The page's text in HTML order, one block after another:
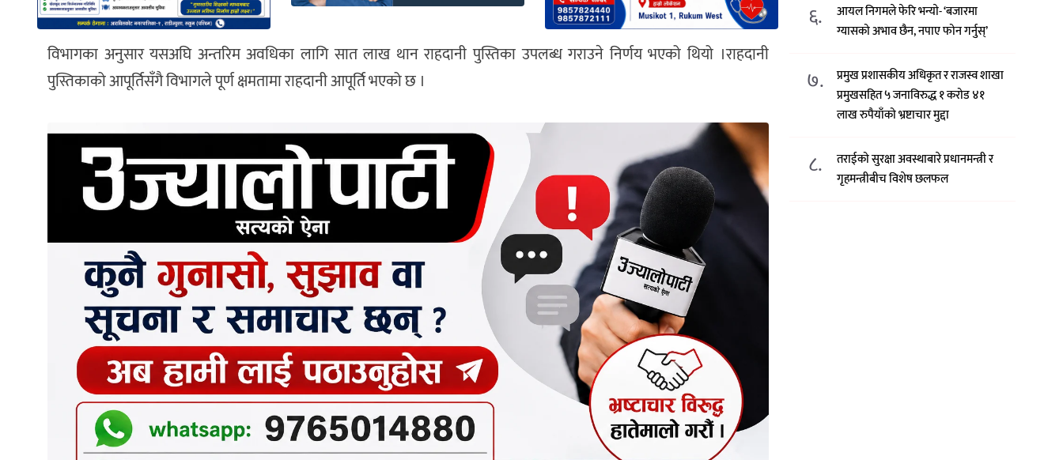
विभागका अनुसार यसअघि अन्तरिम अवधिका लागि सात लाख थान राहदानी पुस्तिका उपलब्ध गराउने निर्णय भएको थियो ।राहदानी
पुस्तिकाको आपूर्तिसँगै विभागले पूर्ण क्षमतामा राहदानी आपूर्ति भएको छ ।
६.
आयल निगमले फेरि भन्याे- ‘बजारमा
ग्यासको अभाव छैन, नपाए फोन गर्नुस्’
७.
प्रमुख प्रशासकीय अधिकृत र राजस्व शाखा
प्रमुखसहित ५ जनाविरुद्ध १ करोड ४१
लाख रुपैयाँको भ्रष्टाचार मुद्दा
८.
तराईको सुरक्षा अवस्थाबारे प्रधानमन्त्री र
गृहमन्त्रीबीच विशेष छलफल